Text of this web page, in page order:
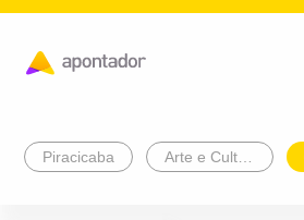
Piracicaba